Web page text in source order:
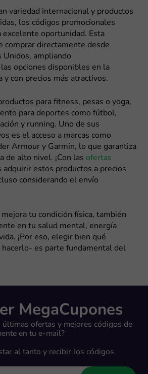
variedad internacional y productos
los códigos promocionales
excelente oportunidad. Esta
comprar directamente desde
Unidos, ampliando
opciones disponibles en la
y con precios más atractivos.
para fitness, pesas o yoga,
para deportes como fútbol,
y running. Uno de sus
es el acceso a marcas como
Armour y Garmin, lo que garantiza
de alto nivel. ¡Con las ofertas
adquirir estos productos a precios
considerando el envío
tu condición física, también
en tu salud mental, energía
¡Por eso, elegir bien qué
hacerlo- es parte fundamental del
MegaCupones
últimas ofertas y mejores códigos de
en tu e-mail?
al tanto y recibir los códigos